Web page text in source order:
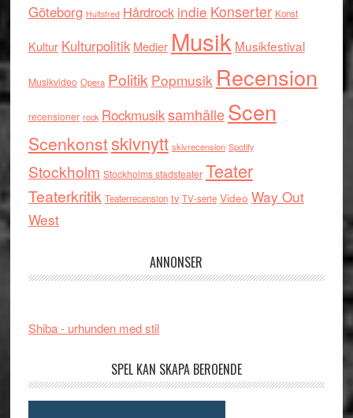
Göteborg Hultsfred Hårdrock indie Konserter Konst
Kultur Kulturpolitik Medier Musik Musikfestival
Musikvideo Opera Politik Popmusik Recension
recensioner rock RockmusiksamhälleScen
Scenkonstskivnytt skivrecension Spotify
Stockholm Stockholms stadsteater Teater
Teaterkritik Teaterrecension tv TV-serie Video Way Out
West
ANNONSER
Shiba - urhunden med stil
SPEL KAN SKAPA BEROENDE